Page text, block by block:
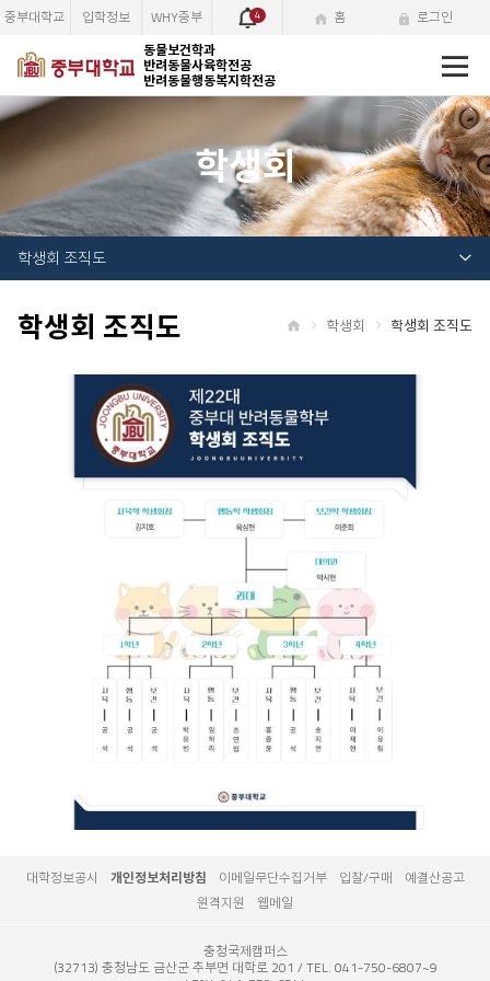
동물보건학과
반려동물사육학전공
반려동물행동복지학전공
메
뉴
중부대학교 입학정보 WHY중부 4 홈 로그인
학생회
학생회 조직도
학생회 조직도 학생회 학생회 조직도
대학정보공시 개인정보처리방침 이메일무단수집거부 입찰/구매
예결산공고
원격지원
웹메일
충청국제캠퍼스
(32713) 충청남도 금산군 추부면 대학로 201 TEL. 041-750-6807~9